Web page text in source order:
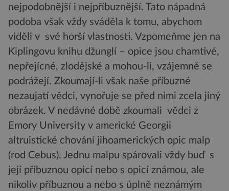
nejpodobnější i nejpříbuznější. Tato nápadná
podoba však vždy sváděla k tomu, abychom
viděli v své horší vlastnosti. Vzpomeňme jen na
Kiplingovu knihu džunglí – opice jsou chamtivé,
nepřejícné, zlodějské a mohou-li, vzájemně se
podrážejí. Zkoumají-li však naše příbuzné
nezaujatí vědci, vynořuje se před nimi zcela jiný
obrázek. V nedávné době zkoumali vědci z
Emory University v americké Georgii
altruistické chování jihoamerických opic malp
(rod Cebus). Jednu malpu spárovali vždy buď s
její příbuznou opicí nebo s opicí známou, ale
nikoliv příbuznou a nebo s úplně neznámým